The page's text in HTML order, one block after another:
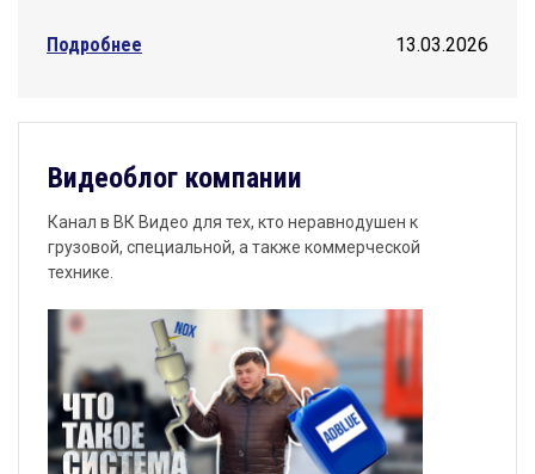
13.03.2026
Подробнее
Видеоблог компании
Канал в ВК Видео для тех, кто неравнодушен к
грузовой, специальной, а также коммерческой
технике.